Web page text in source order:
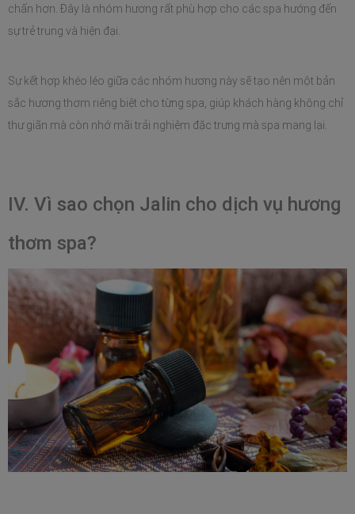
chấn hơn. Đây là nhóm hương rất phù hợp cho các spa hướng đến
sự trẻ trung và hiện đại.
Sự kết hợp khéo léo giữa các nhóm hương này sẽ tạo nên một bản
sắc hương thơm riêng biệt cho từng spa, giúp khách hàng không chỉ
thư giãn mà còn nhớ mãi trải nghiệm đặc trưng mà spa mang lại.
IV. Vì sao chọn Jalin cho dịch vụ hương
thơm spa?